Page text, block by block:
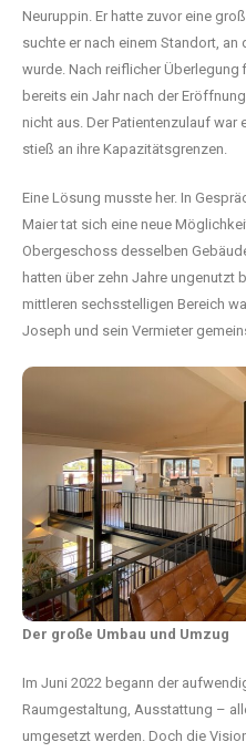
Neuruppin. Er hatte zuvor eine
suchte er nach einem Standort,
wurde. Nach reiflicher Überlegung
bereits ein Jahr nach der
nicht aus. Der Patientenzulauf war
stieß an ihre Kapazitätsgrenzen.
Eine Lösung musste her. In
Maier tat sich eine neue
Obergeschoss desselben
hatten über zehn Jahre ungenutzt
mittleren sechsstelligen Bereich
Joseph und sein Vermieter
Der große Umbau und Umzug
Im Juni 2022 begann der
Raumgestaltung, Ausstattung –
umgesetzt werden. Doch die